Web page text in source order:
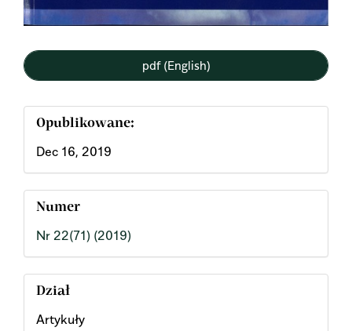
pdf (English)
Opublikowane:
Dec 16, 2019
Numer
Nr 22(71) (2019)
Dział
Artykuły